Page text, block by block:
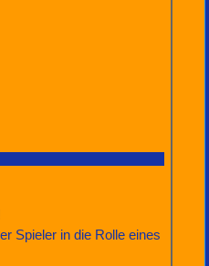
Spieler in die Rolle eines